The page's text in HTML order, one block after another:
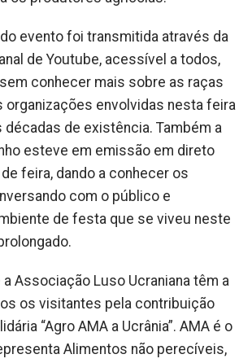
evento foi transmitida através da
de Youtube, acessível a todos,
conhecer mais sobre as raças
organizações envolvidas nesta feira
de existência. Também a
esteve em emissão em direto
feira, dando a conhecer os
com o público e
de festa que se viveu neste
a Associação Luso Ucraniana têm a
os visitantes pela contribuição
“Agro AMA a Ucrânia”. AMA é o
Alimentos não perecíveis,